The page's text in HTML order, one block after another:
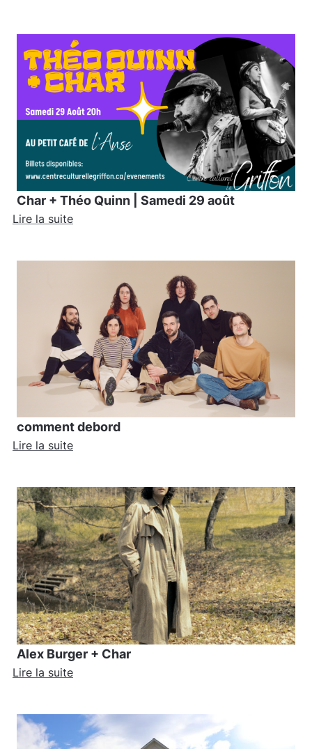
Char + Théo Quinn | Samedi 29 août
Lire la suite
comment debord
Lire la suite
Alex Burger + Char
Lire la suite